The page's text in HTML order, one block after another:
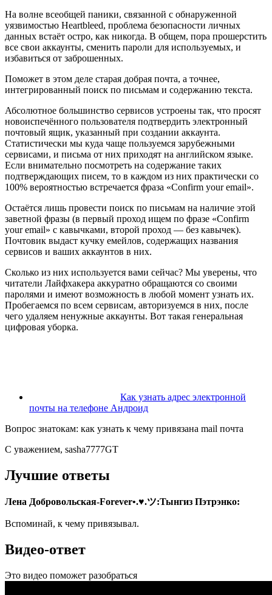
На волне всеобщей паники, связанной с обнаруженной
уязвимостью Heartbleed, проблема безопасности личных
данных встаёт остро, как никогда. В общем, пора прошерстить
все свои аккаунты, сменить пароли для используемых, и
избавиться от заброшенных.
Поможет в этом деле старая добрая почта, а точнее,
интегрированный поиск по письмам и содержанию текста.
Абсолютное большинство сервисов устроены так, что просят
новоиспечённого пользователя подтвердить электронный
почтовый ящик, указанный при создании аккаунта.
Статистически мы куда чаще пользуемся зарубежными
сервисами, и письма от них приходят на английском языке.
Если внимательно посмотреть на содержание таких
подтверждающих писем, то в каждом из них практически со
100% вероятностью встречается фраза «Confirm your email».
Остаётся лишь провести поиск по письмам на наличие этой
заветной фразы (в первый проход ищем по фразе «Сonfirm
your email» с кавычками, второй проход — без кавычек).
Почтовик выдаст кучку емейлов, содержащих названия
сервисов и ваших аккаунтов в них.
Сколько из них используется вами сейчас? Мы уверены, что
читатели Лайфхакера аккуратно обращаются со своими
паролями и имеют возможность в любой момент узнать их.
Пробегаемся по всем сервисам, авторизуемся в них, после
чего удаляем ненужные аккаунты. Вот такая генеральная
цифровая уборка.
Как узнать адрес электронной
почты на телефоне Андроид
Вопрос знатокам: как узнать к чему привязана mail почта
С уважением, sasha7777GT
Лучшие ответы
Лена Добровольская-Forever•.♥.ツ:Тынгиз Пэтрэнко:
Вспоминай, к чему привязывал.
Видео-ответ
Это видео поможет разобраться